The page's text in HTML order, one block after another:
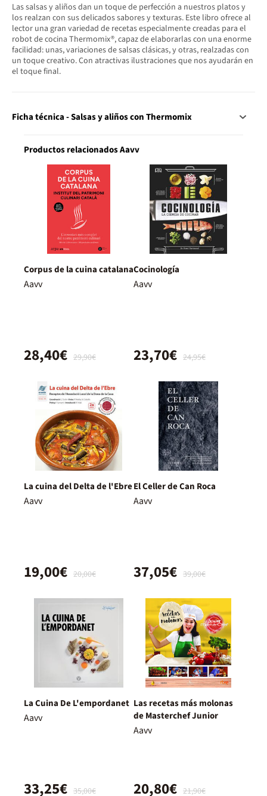
Las salsas y aliños dan un toque de perfección a nuestros platos y
los realzan con sus delicados sabores y texturas. Este libro ofrece al
lector una gran variedad de recetas especialmente creadas para el
robot de cocina Thermomix®, capaz de elaborarlas con una enorme
facilidad: unas, variaciones de salsas clásicas, y otras, realzadas con
un toque creativo. Con atractivas ilustraciones que nos ayudarán en
el toque final.
Ficha técnica - Salsas y aliños con Thermomix
Productos relacionados Aavv
Corpus de la cuina catalana
Aavv
29,90€
28,40€
Cocinología
Aavv
24,95€
23,70€
La cuina del Delta de l'Ebre
Aavv
20,00€
19,00€
El Celler de Can Roca
Aavv
39,00€
37,05€
La Cuina De L'empordanet
Aavv
35,00€
33,25€
Las recetas más molonas
de Masterchef Junior
Aavv
21,90€
20,80€